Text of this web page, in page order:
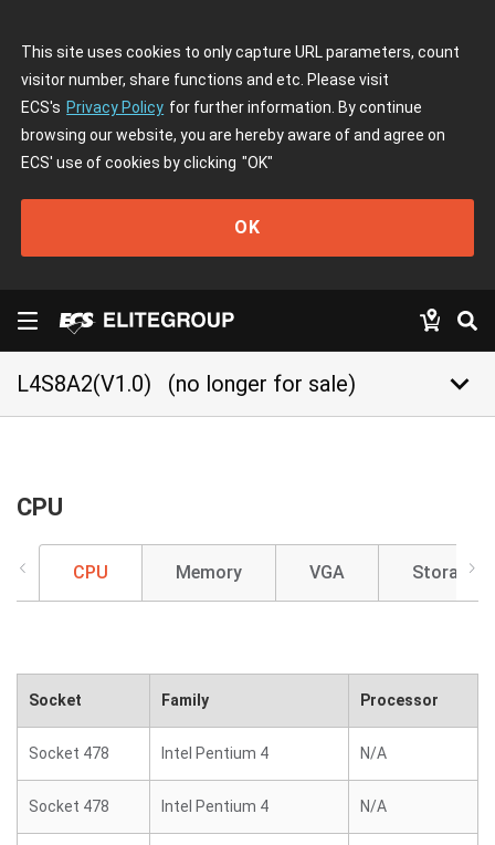
This site uses cookies to only capture URL parameters, count
visitor number, share functions and etc. Please visit
ECS's Privacy Policy for further information. By continue
browsing our website, you are hereby aware of and agree on
ECS' use of cookies by clicking "OK"
OK
L4S8A2(V1.0) (no longer for sale) keyboard_arrow_down
CPU
CPU Memory VGA Storage
Socket Family Processor
Socket 478 Intel Pentium 4 N/A
Socket 478 Intel Pentium 4 N/A